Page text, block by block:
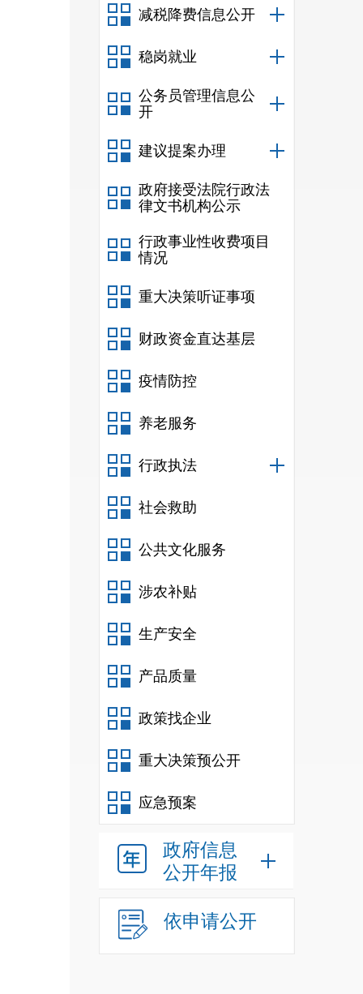
减税降费信息公开
稳岗就业
公务员管理信息公
开
建议提案办理
政府接受法院行政法
律文书机构公示
行政事业性收费项目
情况
重大决策听证事项
财政资金直达基层
疫情防控
养老服务
行政执法
社会救助
公共文化服务
涉农补贴
生产安全
产品质量
政策找企业
重大决策预公开
应急预案
政府信息
公开年报
依申请公开